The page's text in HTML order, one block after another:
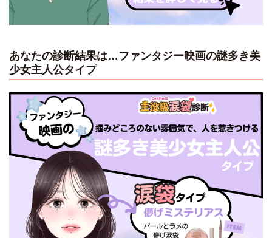
あなたの診断結果は…ファンタジー映画の謎多き美
少女主人公タイプ